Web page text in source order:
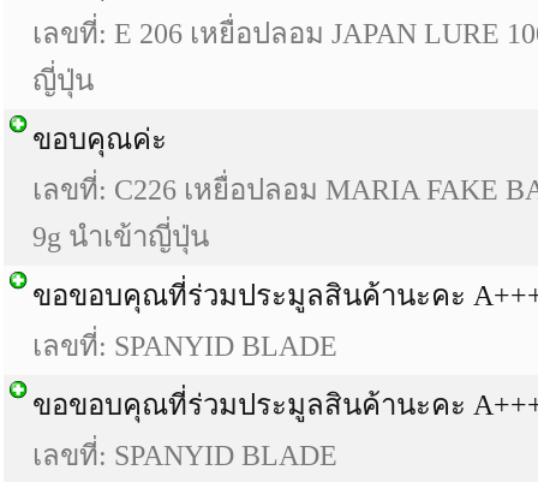
เลขที่: E 206 เหยื่อปลอม JAPAN LURE
ญี่ปุ่น
ขอบคุณค่ะ
เลขที่: C226 เหยื่อปลอม MARIA FAKE
9g นำเข้าญี่ปุ่น
ขอขอบคุณที่ร่วมประมูลสินค้านะคะ
เลขที่: SPANYID BLADE
ขอขอบคุณที่ร่วมประมูลสินค้านะคะ
เลขที่: SPANYID BLADE